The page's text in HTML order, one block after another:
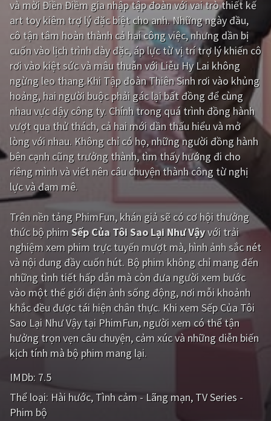
Giật gân Gia đình
Bí ẩn Lịch sử
Viễn Tây Tiểu sử
GameShow DramaTV
QUỐC GIA
Âu - Mỹ Trung Quốc - Hồng Kông
Hàn Quốc Nhật Bản
Ấn Độ Việt Nam
Tổng hợp
CẬP NHẬT
PHIM MỚI
PHIM BỘ
PHIM LẺ
PHIM CHIẾU RẠP
TUYỂN TẬP PHIM
BLOG
và mời Điền Điềm gia nhập tập đoàn với vai trò thiết kế
art toy kiêm trợ lý đặc biệt cho anh. Những ngày đầu,
cô tận tâm hoàn thành cả hai công việc, nhưng dần bị
cuốn vào lịch trình dày đặc, áp lực từ vị trí trợ lý khiến cô
rơi vào kiệt sức và mâu thuẫn với Liễu Hy Lai không
ngừng leo thang.Khi Tập đoàn Thiên Sinh rơi vào khủng
hoảng, hai người buộc phải gác lại bất đồng để cùng
nhau vực dậy công ty. Chính trong quá trình đồng hành
vượt qua thử thách, cả hai mới dần thấu hiểu và mở
lòng với nhau. Không chỉ có họ, những người đồng hành
bên cạnh cũng trưởng thành, tìm thấy hướng đi cho
riêng mình và viết nên câu chuyện thành công từ nghị
lực và đam mê.
Trên nền tảng PhimFun, khán giả sẽ có cơ hội thưởng
thức bộ phimSếp Của Tôi Sao Lại Như Vậyvới trải
nghiệm xem phim trực tuyến mượt mà, hình ảnh sắc nét
và nội dung đầy cuốn hút. Bộ phim không chỉ mang đến
những tình tiết hấp dẫn mà còn đưa người xem bước
vào một thế giới điện ảnh sống động, nơi mỗi khoảnh
khắc đều được tái hiện chân thực. Khi xem Sếp Của Tôi
Sao Lại Như Vậy tại PhimFun, người xem có thể tận
hưởng trọn vẹn câu chuyện, cảm xúc và những diễn biến
kịch tính mà bộ phim mang lại.
IMDb: 7.5
Thể loại: Hài hước Tình cảm - Lãng mạn TV Series -
Phim bộ